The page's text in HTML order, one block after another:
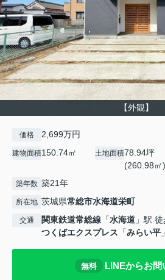
【外観】
価格 2,699万円
建物面積150.74㎡ 土地面積78.94坪
(260.98㎡)
築年数 築21年
所在地 茨城県常総市水海道栄町
交通 関東鉄道常総線 「水海道 」駅
つくばエクスプレス 「みらい平
無料 LINEからお問